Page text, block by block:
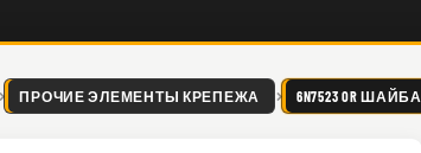
ПРОЧИЕ ЭЛЕМЕНТЫ КРЕПЕЖА 6N7523 OR ШАЙБА